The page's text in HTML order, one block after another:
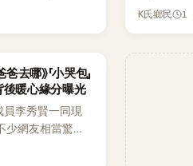
一口氣曬出20
韓網引發兩波討
論。她日
K氏鄉民 1
去哪》「小哭包」
暖心緣分曝光
員李秀賢一同現
少網友相當驚
交集，如今卻